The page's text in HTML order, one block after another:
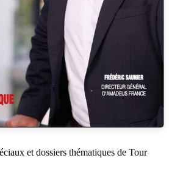
et dossiers thématiques de Tour